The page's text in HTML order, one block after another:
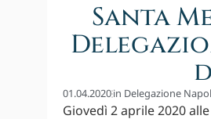
Santa
01.04.2020in Delegazione
Giovedì 2 aprile 2020